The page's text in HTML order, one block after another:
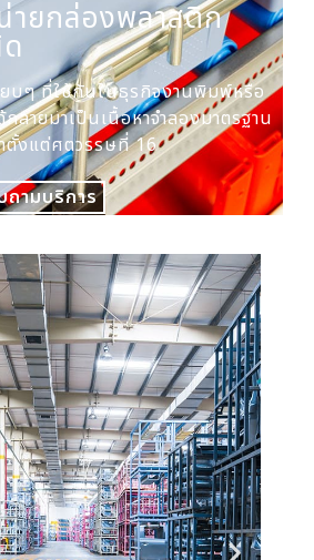
BOX
ายกล่องพลาสติก
ยบๆ ที่ใช้กันในธุรกิจงานพิมพ์หรือ
ลายมาเป็นเนื้อหาจำลองมาตรฐาน
ตั้งแต่ศตวรรษที่ 16
ถามบริการ